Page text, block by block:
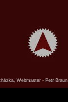
Webmaster - Petr Braun